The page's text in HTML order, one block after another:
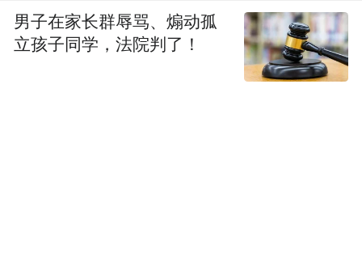
男子在家长群辱骂、煽动孤
立孩子同学，法院判了！